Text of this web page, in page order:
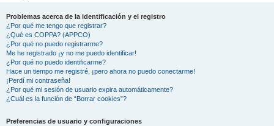
Problemas acerca de la identificación y el registro
¿Por qué me tengo que registrar?
¿Qué es COPPA? (APPCO)
¿Por qué no puedo registrarme?
Me he registrado ¡y no me puedo identificar!
¿Por qué no puedo identificarme?
Hace un tiempo me registré, ¡pero ahora no puedo conectarme!
¡Perdí mi contraseña!
¿Por qué mi sesión de usuario expira automáticamente?
¿Cuál es la función de “Borrar cookies”?
Preferencias de usuario y configuraciones